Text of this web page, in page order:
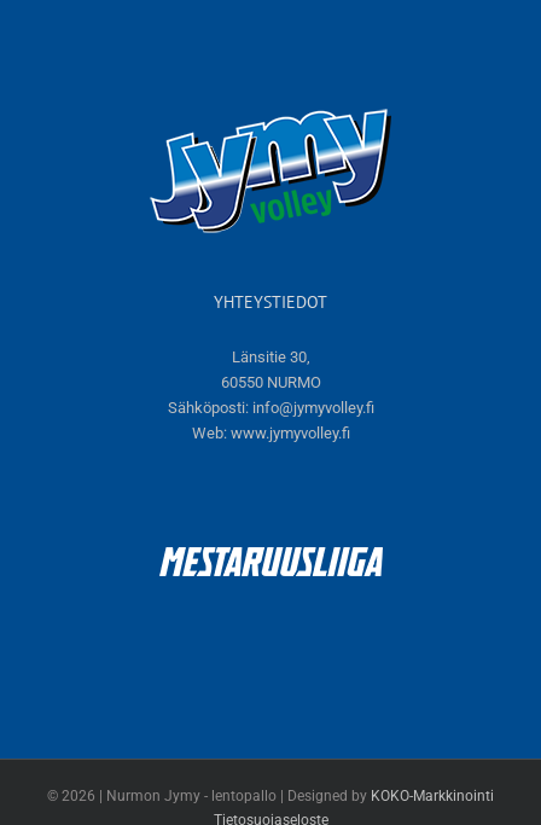
YHTEYSTIEDOT
Länsitie 30,
60550 NURMO
Sähköposti: info@jymyvolley.fi
Web: www.jymyvolley.fi
© 2026 | Nurmon Jymy - lentopallo | Designed by KOKO-Markkinointi
Tietosuojaseloste